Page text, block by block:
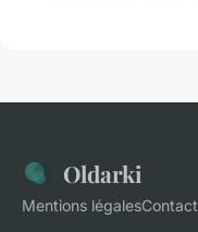
Oldarki
Mentions légalesContact